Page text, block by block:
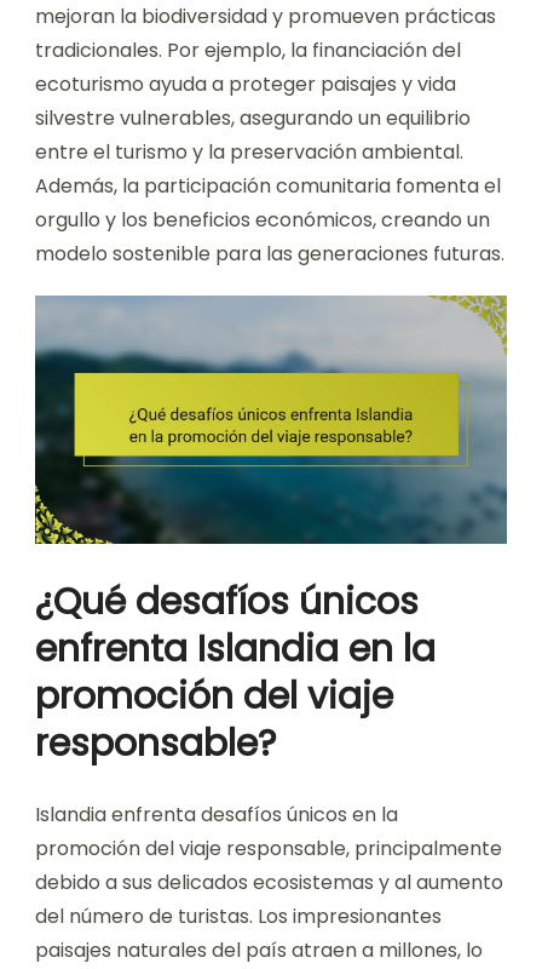
mejoran la biodiversidad y promueven prácticas
tradicionales. Por ejemplo, la financiación del
ecoturismo ayuda a proteger paisajes y vida
silvestre vulnerables, asegurando un equilibrio
entre el turismo y la preservación ambiental.
Además, la participación comunitaria fomenta el
orgullo y los beneficios económicos, creando un
modelo sostenible para las generaciones futuras.
¿Qué desafíos únicos
enfrenta Islandia en la
promoción del viaje
responsable?
Islandia enfrenta desafíos únicos en la
promoción del viaje responsable, principalmente
debido a sus delicados ecosistemas y al aumento
del número de turistas. Los impresionantes
paisajes naturales del país atraen a millones, lo